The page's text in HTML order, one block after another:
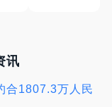
讯
合1807.3万人民